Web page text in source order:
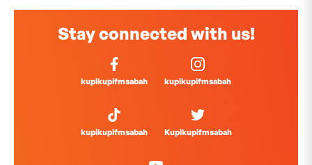
Stay connected with us!
kupikupifmsabah kupikupifmsabah
kupikupifmsabah Kupikupifmsabah